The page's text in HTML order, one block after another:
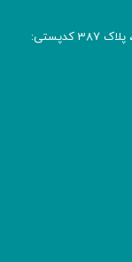
آدرس: پسـتی تهران، خیابان طالقانی، میدان فلسطین، پلاک 387 کدپستی: